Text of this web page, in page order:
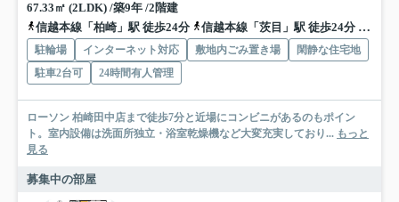
67.33㎡ (2LDK) /築9年 /2階建
信越本線「柏崎」駅 徒歩24分
信越本線「茨目」駅 徒歩24分 越後
駐輪場 インターネット対応 敷地内ごみ置き場
閑静な住宅地
駐車2台可
24時間有人管理
ローソン 柏崎田中店まで徒歩7分と近場にコンビニがあるのもポイン
ト。室内設備は洗面所独立・浴室乾燥機など大変充実しており... もっと
見る
募集中の部屋